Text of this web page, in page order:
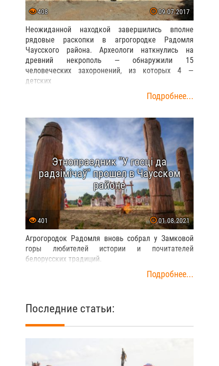
408 09.07.2017
Неожиданной находкой завершились вполне
рядовые раскопки в агрогородке Радомля
Чаусского района. Археологи наткнулись на
древний некрополь — обнаружили 15
человеческих захоронений, из которых 4 —
детских
Подробнее...
Этнопраздник "У госцi да
радзiмiчаў" прошел в Чаусском
районе
401 01.08.2021
Агрогородок Радомля вновь собрал у Замковой
горы любителей истории и почитателей
белорусских традиций.
Подробнее...
Последние статьи: